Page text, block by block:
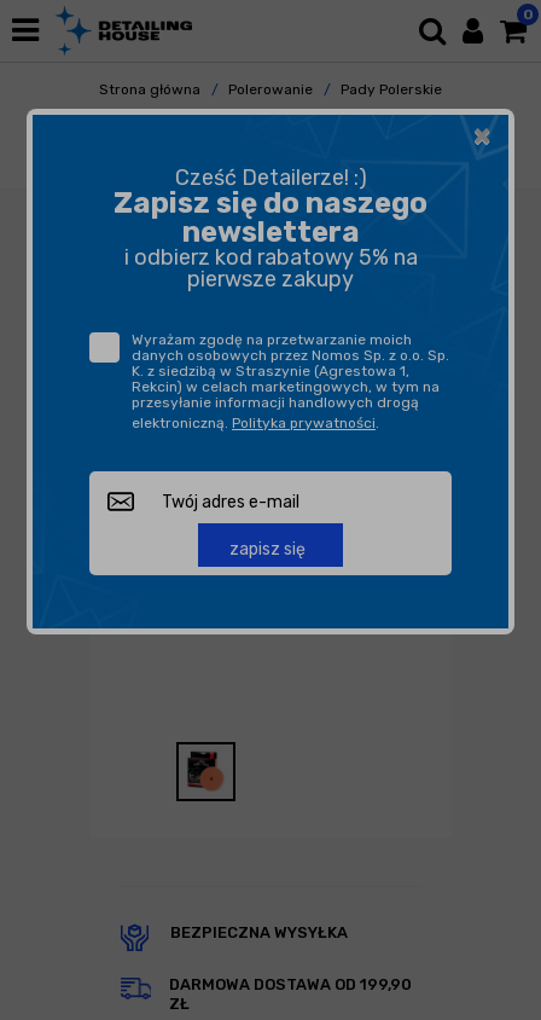
0
Strona główna Polerowanie
Pady Polerskie
Gąbki Polerskie
BEZPIECZNA WYSYŁKA
DARMOWA DOSTAWA OD 199,90
ZŁ
×
Cześć Detailerze! :)
Zapisz się do naszego
newslettera
i odbierz kod rabatowy 5% na
pierwsze zakupy
Wyrażam zgodę na przetwarzanie moich
danych osobowych przez Nomos Sp. z o.o. Sp.
K. z siedzibą w Straszynie (Agrestowa 1,
Rekcin) w celach marketingowych, w tym na
przesyłanie informacji handlowych drogą
elektroniczną. Polityka prywatności.
zapisz się